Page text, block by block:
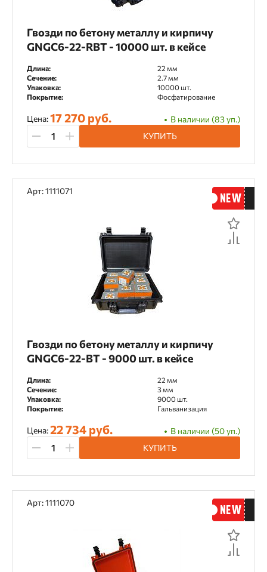
Гвозди по бетону металлу и кирпичу
GNGC6-22-RBT - 10000 шт. в кейсе
Длина:
22 мм
Сечение:
2.7 мм
Упаковка:
10000 шт.
Покрытие:
Фосфатирование
Цена:17 270 руб.
В наличии (83 уп.)
КУПИТЬ
Арт: 1111071
Гвозди по бетону металлу и кирпичу
GNGC6-22-BT - 9000 шт. в кейсе
Длина:
22 мм
Сечение:
3 мм
Упаковка:
9000 шт.
Покрытие:
Гальванизация
Цена:22 734 руб.
В наличии (50 уп.)
КУПИТЬ
Арт: 1111070